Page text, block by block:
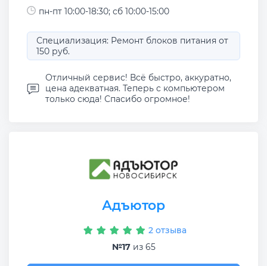
пн-пт 10:00-18:30; сб 10:00-15:00
Специализация: Ремонт блоков питания от
150 руб.
Отличный сервис! Всё быстро, аккуратно,
цена адекватная. Теперь с компьютером
только сюда! Спасибо огромное!
Адъютор
2 отзыва
№17из 65